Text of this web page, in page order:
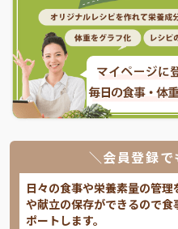
＼会員登録
日々の食事や栄養素量の管
や献立の保存ができるので
ポートします。